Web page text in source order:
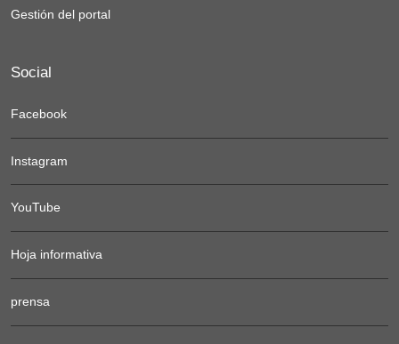
Gestión del portal
Social
Facebook
Instagram
YouTube
Hoja informativa
prensa